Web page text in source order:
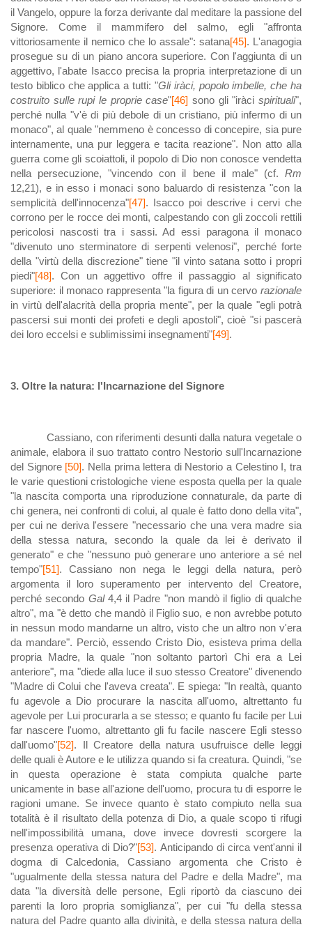
il Vangelo, oppure la forza derivante dal meditare la passione del
Signore. Come il mammifero del salmo, egli "affronta
vittoriosamente il nemico che lo assale": satana[45]. L'anagogia
prosegue su di un piano ancora superiore. Con l'aggiunta di un
aggettivo, l'abate Isacco precisa la propria interpretazione di un
testo biblico che applica a tutti: "Gli iràci, popolo imbelle, che ha
costruito sulle rupi le proprie case"[46] sono gli "iràcispirituali",
perché nulla "v'è di più debole di un cristiano, più infermo di un
monaco", al quale "nemmeno è concesso di concepire, sia pure
internamente, una pur leggera e tacita reazione". Non atto alla
guerra come gli scoiattoli, il popolo di Dio non conosce vendetta
nella persecuzione, "vincendo con il bene il male" (cf. Rm
12,21), e in esso i monaci sono baluardo di resistenza "con la
semplicità dell'innocenza"[47]. Isacco poi descrive i cervi che
corrono per le rocce dei monti, calpestando con gli zoccoli rettili
pericolosi nascosti tra i sassi. Ad essi paragona il monaco
"divenuto uno sterminatore di serpenti velenosi", perché forte
della "virtù della discrezione" tiene "il vinto satana sotto i propri
piedi"[48]. Con un aggettivo offre il passaggio al significato
superiore: il monaco rappresenta "la figura di un cervo razionale
in virtù dell'alacrità della propria mente", per la quale "egli potrà
pascersi sui monti dei profeti e degli apostoli", cioè "si pascerà
dei loro eccelsi e sublimissimi insegnamenti"[49].
3. Oltre la natura: l'Incarnazione del Signore
Cassiano, con riferimenti desunti dalla natura vegetale o
animale, elabora il suo trattato contro Nestorio sull'Incarnazione
del Signore [50]. Nella prima lettera di Nestorio a Celestino I, tra
le varie questioni cristologiche viene esposta quella per la quale
"la nascita comporta una riproduzione connaturale, da parte di
chi genera, nei confronti di colui, al quale è fatto dono della vita",
per cui ne deriva l'essere "necessario che una vera madre sia
della stessa natura, secondo la quale da lei è derivato il
generato" e che "nessuno può generare uno anteriore a sé nel
tempo"[51]. Cassiano non nega le leggi della natura, però
argomenta il loro superamento per intervento del Creatore,
perché secondo Gal4,4 il Padre "non mandò il figlio di qualche
altro", ma "è detto che mandò il Figlio suo, e non avrebbe potuto
in nessun modo mandarne un altro, visto che un altro non v'era
da mandare". Perciò, essendo Cristo Dio, esisteva prima della
propria Madre, la quale "non soltanto partorì Chi era a Lei
anteriore", ma "diede alla luce il suo stesso Creatore" divenendo
"Madre di Colui che l'aveva creata". E spiega: "In realtà, quanto
fu agevole a Dio procurare la nascita all'uomo, altrettanto fu
agevole per Lui procurarla a se stesso; e quanto fu facile per Lui
far nascere l'uomo, altrettanto gli fu facile nascere Egli stesso
dall'uomo"[52]. Il Creatore della natura usufruisce delle leggi
delle quali è Autore e le utilizza quando si fa creatura. Quindi, "se
in questa operazione è stata compiuta qualche parte
unicamente in base all'azione dell'uomo, procura tu di esporre le
ragioni umane. Se invece quanto è stato compiuto nella sua
totalità è il risultato della potenza di Dio, a quale scopo ti rifugi
nell'impossibilità umana, dove invece dovresti scorgere la
presenza operativa di Dio?"[53]. Anticipando di circa vent'anni il
dogma di Calcedonia, Cassiano argomenta che Cristo è
"ugualmente della stessa natura del Padre e della Madre", ma
data "la diversità delle persone, Egli riportò da ciascuno dei
parenti la loro propria somiglianza", per cui "fu della stessa
natura del Padre quanto alla divinità, e della stessa natura della